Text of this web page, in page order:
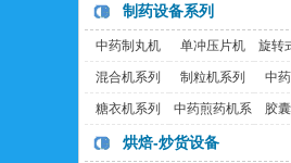
制药设备系列
中药制丸机 单冲压片机 旋转
混合机系列 制粒机系列 中
糖衣机系列
中药煎药机系
列
胶
烘焙-炒货设备